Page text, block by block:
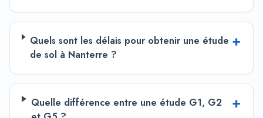
Quels sont les délais pour obtenir une étude
de sol à Nanterre ?
+
Quelle différence entre une étude G1, G2
+